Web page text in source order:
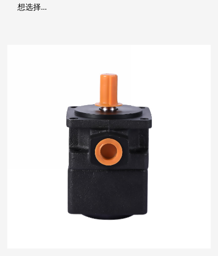
想选择...